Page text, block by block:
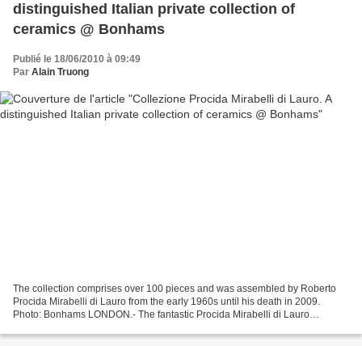
distinguished Italian private collection of
ceramics @ Bonhams
Publié le 18/06/2010 à 09:49
Par Alain Truong
The collection comprises over 100 pieces and was assembled by Roberto
Procida Mirabelli di Lauro from the early 1960s until his death in 2009.
Photo: Bonhams LONDON.- The fantastic Procida Mirabelli di Lauro